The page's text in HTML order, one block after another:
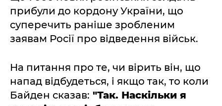
прибули до кордону України, що
суперечить раніше зробленим
заявам Росії про відведення військ.
На питання про те, чи вірить він, що
напад відбудеться, і якщо так, то коли
Байден сказав: "Так. Наскільки я